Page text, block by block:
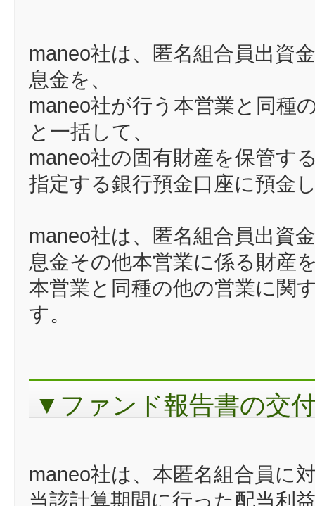
maneo社は、匿名組合員出資
息金を、
maneo社が行う本営業と同種
と一括して、
maneo社の固有財産を保管す
指定する銀行預金口座に預金
maneo社は、匿名組合員出資
息金その他本営業に係る財産
本営業と同種の他の営業に関
す。
▼ファンド報告書の交
maneo社は、本匿名組合員に
当該計算期間に行った配当利